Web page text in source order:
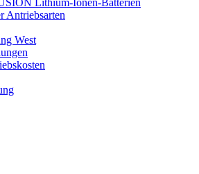
Antriebsarten
West